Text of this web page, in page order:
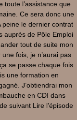
toute l’assistance que
Ce sera donc une
peine le dernier contrat
auprès de Pôle Emploi
tout de suite mon
fois, je n’aurai pas
se passe chaque fois
une formation en
J’obtiendrai mon
en CDI dans
suivant Lire l’épisode